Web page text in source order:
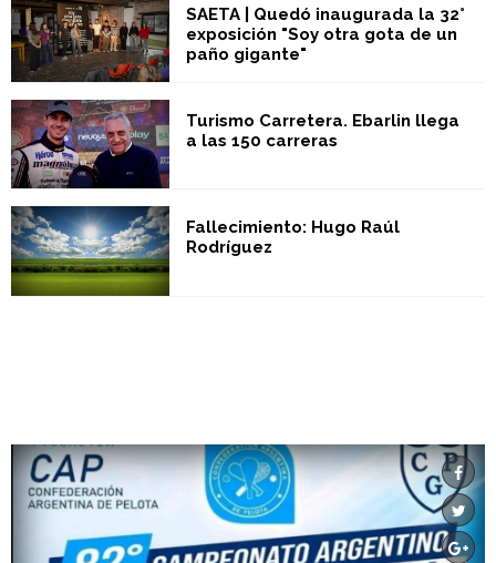
SAETA | Quedó inaugurada la 32°
exposición "Soy otra gota de un
paño gigante"
Turismo Carretera. Ebarlin llega
a las 150 carreras
Fallecimiento: Hugo Raúl
Rodríguez